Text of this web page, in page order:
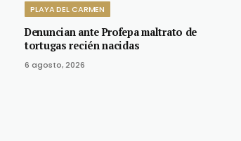
PLAYA DEL CARMEN
Denuncian ante Profepa maltrato de
tortugas recién nacidas
6 agosto, 2026